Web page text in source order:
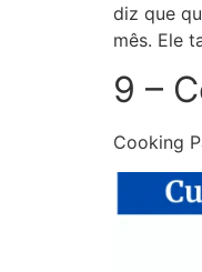
diz que
mês. Ele
9 –
Cooking